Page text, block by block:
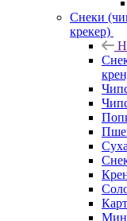
Снеки
крекер)